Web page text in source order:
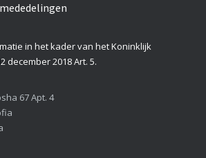
Wat te doen als je hond een coldpack heeft gegeten?
in het kader van het Koninklijk
december 2018 Art. 5.
67 Apt. 4